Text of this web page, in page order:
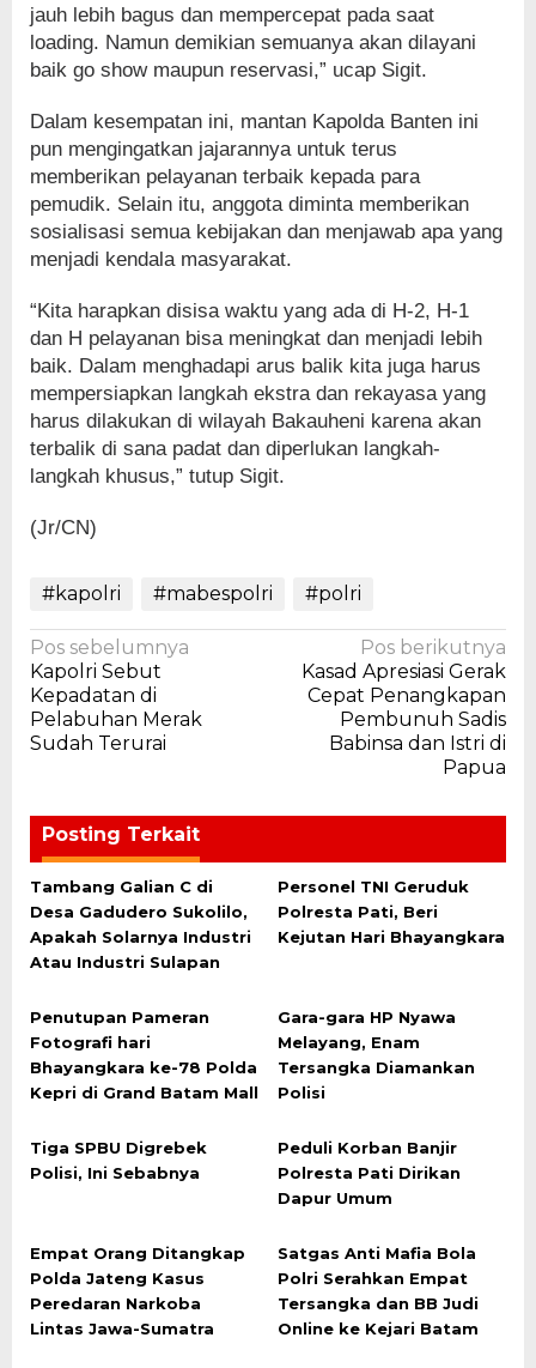
jauh lebih bagus dan mempercepat pada saat
loading. Namun demikian semuanya akan dilayani
baik go show maupun reservasi,” ucap Sigit.
Dalam kesempatan ini, mantan Kapolda Banten ini
pun mengingatkan jajarannya untuk terus
memberikan pelayanan terbaik kepada para
pemudik. Selain itu, anggota diminta memberikan
sosialisasi semua kebijakan dan menjawab apa yang
menjadi kendala masyarakat.
“Kita harapkan disisa waktu yang ada di H-2, H-1
dan H pelayanan bisa meningkat dan menjadi lebih
baik. Dalam menghadapi arus balik kita juga harus
mempersiapkan langkah ekstra dan rekayasa yang
harus dilakukan di wilayah Bakauheni karena akan
terbalik di sana padat dan diperlukan langkah-
langkah khusus,” tutup Sigit.
(Jr/CN)
#kapolri #mabespolri #polri
Navigasi
pos
Pos sebelumnya
Kapolri Sebut
Kepadatan di
Pelabuhan Merak
Sudah Terurai
Pos berikutnya
Kasad Apresiasi Gerak
Cepat Penangkapan
Pembunuh Sadis
Babinsa dan Istri di
Papua
Posting Terkait
Tambang Galian C di
Desa Gadudero Sukolilo,
Apakah Solarnya Industri
Atau Industri Sulapan
Personel TNI Geruduk
Polresta Pati, Beri
Kejutan Hari Bhayangkara
Penutupan Pameran
Fotografi hari
Bhayangkara ke-78 Polda
Kepri di Grand Batam Mall
Gara-gara HP Nyawa
Melayang, Enam
Tersangka Diamankan
Polisi
Tiga SPBU Digrebek
Polisi, Ini Sebabnya
Peduli Korban Banjir
Polresta Pati Dirikan
Dapur Umum
Empat Orang Ditangkap
Polda Jateng Kasus
Peredaran Narkoba
Lintas Jawa-Sumatra
Satgas Anti Mafia Bola
Polri Serahkan Empat
Tersangka dan BB Judi
Online ke Kejari Batam